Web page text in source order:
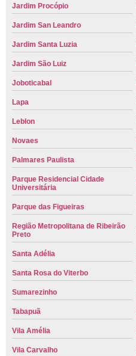
Jardim Procópio
Jardim San Leandro
Jardim Santa Luzia
Jardim São Luiz
Joboticabal
Lapa
Leblon
Novaes
Palmares Paulista
Parque Residencial Cidade
Universitária
Parque das Figueiras
Região Metropolitana de Ribeirão
Preto
Santa Adélia
Santa Rosa do Viterbo
Sumarezinho
Tabapuã
Vila Amélia
Vila Carvalho